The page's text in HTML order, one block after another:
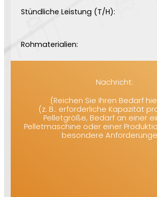
Stündliche Leistung (T/H):
Rohmaterialien:
Nachricht:
(Reichen Sie Ihren Bedarf
(z. B.: erforderliche Kapazität
Pelletgröße, Bedarf an einer
Pelletmaschine oder einer
besondere